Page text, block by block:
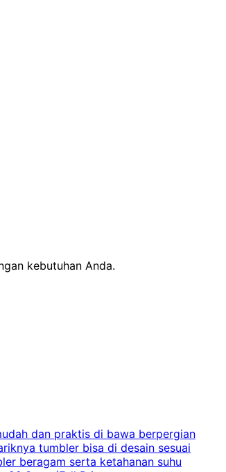
kebutuhan Anda.
dan praktis di bawa berpergian
tumbler bisa di desain sesuai
beragam serta ketahanan suhu